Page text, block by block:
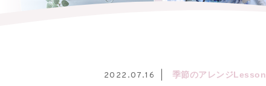
2022.07.16 季節のアレンジLesson